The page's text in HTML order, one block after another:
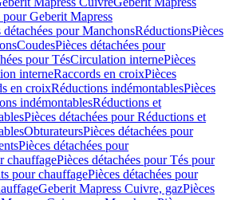
pour Geberit Mapress
détachées pour ManchonsRéductionsPièces
CoudesPièces détachées pour
pour TésCirculation internePièces
interneRaccords en croixPièces
en croixRéductions indémontablesPièces
indémontablesRéductions et
Pièces détachées pour Réductions et
ObturateursPièces détachées pour
Pièces détachées pour
chauffagePièces détachées pour Tés pour
pour chauffagePièces détachées pour
Geberit Mapress Cuivre, gazPièces